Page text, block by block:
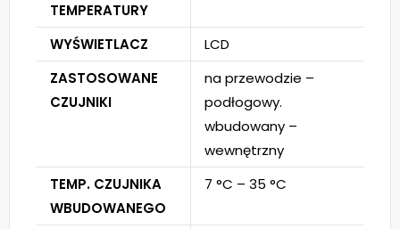
TEMPERATURY
WYŚWIETLACZ
LCD
ZASTOSOWANE
CZUJNIKI
na przewodzie –
podłogowy.
wbudowany –
wewnętrzny
TEMP. CZUJNIKA
WBUDOWANEGO
7 °C – 35 °C